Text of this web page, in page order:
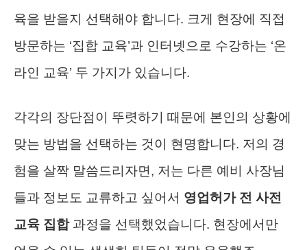
육을 받을지 선택해야 합니다. 크게 현장에 직접
방문하는 ‘집합 교육’과 인터넷으로 수강하는 ‘온
라인 교육’ 두 가지가 있습니다.
각각의 장단점이 뚜렷하기 때문에 본인의 상황에
맞는 방법을 선택하는 것이 현명합니다. 저의 경
험을 살짝 말씀드리자면, 저는 다른 예비 사장님
들과 정보도 교류하고 싶어서 영업허가 전 사전
교육 집합과정을 선택했었습니다. 현장에서만